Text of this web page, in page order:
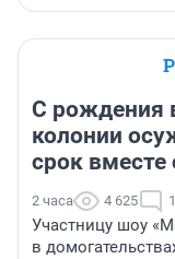
С рождения
колонии
срок
2 часа 4 625
Участницу шоу
в